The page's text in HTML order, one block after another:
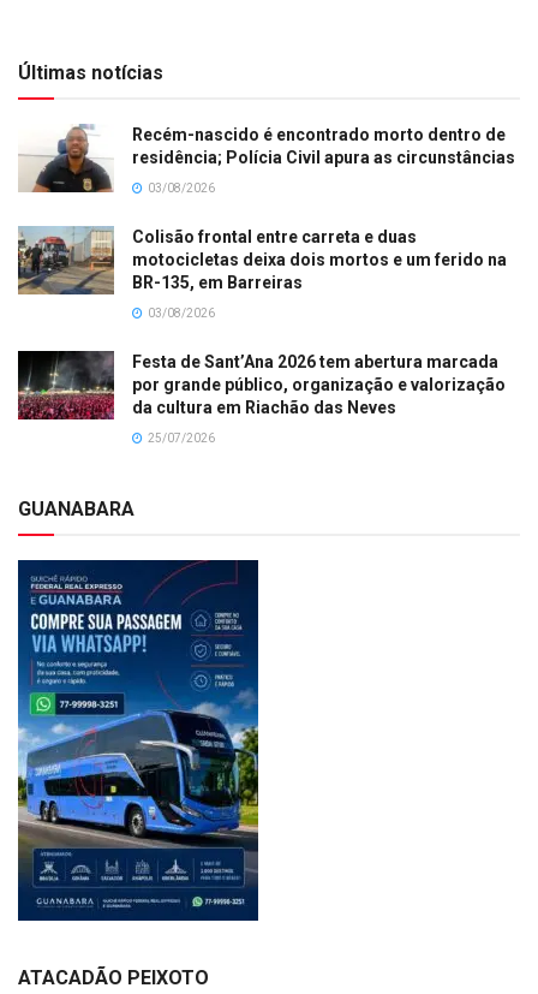
Últimas notícias
Recém-nascido é encontrado morto dentro de
residência; Polícia Civil apura as circunstâncias
03/08/2026
Colisão frontal entre carreta e duas
motocicletas deixa dois mortos e um ferido na
BR-135, em Barreiras
03/08/2026
Festa de Sant’Ana 2026 tem abertura marcada
por grande público, organização e valorização
da cultura em Riachão das Neves
25/07/2026
GUANABARA
ATACADÃO PEIXOTO